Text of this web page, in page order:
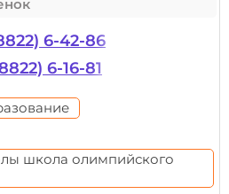
6-42-86
6-16-81
школа олимпийского